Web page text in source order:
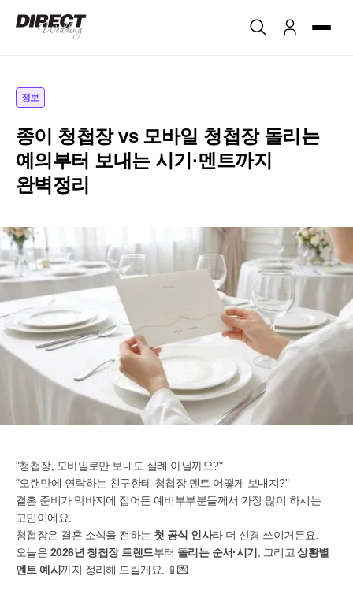
정보
종이 청첩장 vs 모바일 청첩장 돌리는
예의부터 보내는 시기·멘트까지
완벽정리
"청첩장, 모바일로만 보내도 실례 아닐까요?"
"오랜만에 연락하는 친구한테 청첩장 멘트 어떻게 보내지?"
결혼 준비가 막바지에 접어든 예비부부분들께서 가장 많이 하시는
고민이에요.
청첩장은 결혼 소식을 전하는 첫 공식 인사라 더 신경 쓰이거든요.
오늘은 2026년 청첩장 트렌드부터 돌리는 순서·시기 , 그리고상황별
멘트 예시 까지 정리해 드릴게요. 📱💌